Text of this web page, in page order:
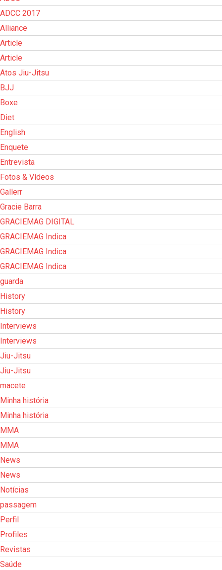
ADCC 2017
Alliance
Article
Article
Atos Jiu-Jitsu
BJJ
Boxe
Diet
English
Enquete
Entrevista
Fotos & Vídeos
Gallerr
Gracie Barra
GRACIEMAG DIGITAL
GRACIEMAG Indica
GRACIEMAG Indica
GRACIEMAG Indica
guarda
History
History
Interviews
Interviews
Jiu-Jitsu
Jiu-Jitsu
macete
Minha história
Minha história
MMA
MMA
News
News
Notícias
passagem
Perfil
Profiles
Revistas
Saúde